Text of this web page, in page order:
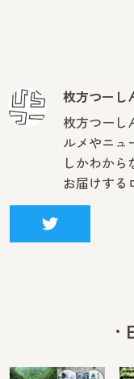
枚方つーし
枚方つーし
ルメやニュ
しかわから
お届けする